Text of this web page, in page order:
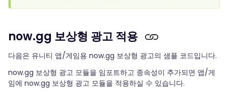
now.gg 보상형 광고 적용
다음은 유니티 앱/게임용 now.gg 보상형 광고의 샘플 코드입니다.
now.gg 보상형 광고 모듈을 임포트하고 종속성이 추가되면 앱/게
임에 now.gg 보상형 광고 모듈을 적용하실 수 있습니다.